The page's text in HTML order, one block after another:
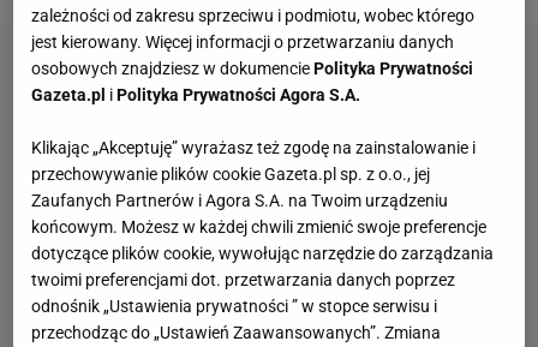
zależności od zakresu sprzeciwu i podmiotu, wobec którego
jest kierowany. Więcej informacji o przetwarzaniu danych
osobowych znajdziesz w dokumenciePolityka Prywatności
Gazeta.pl iPolityka Prywatności Agora S.A.
Klikając „Akceptuję” wyrażasz też zgodę na zainstalowanie i
przechowywanie plików cookie Gazeta.pl sp. z o.o., jej
Zaufanych Partnerów i Agora S.A. na Twoim urządzeniu
końcowym. Możesz w każdej chwili zmienić swoje preferencje
dotyczące plików cookie, wywołując narzędzie do zarządzania
twoimi preferencjami dot. przetwarzania danych poprzez
odnośnik „Ustawienia prywatności ” w stopce serwisu i
przechodząc do „Ustawień Zaawansowanych”. Zmiana